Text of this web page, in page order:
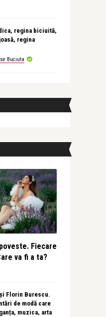
regina biciuită,
regina
Buciuta
Fiecare
va fi a ta?
Florin Burescu.
de modă care
muzica, arta